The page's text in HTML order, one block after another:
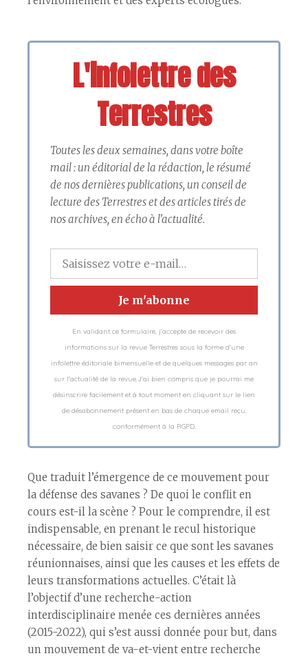
L'infolettre des
Terrestres
Toutes les deux semaines, dans votre boîte
mail : un éditorial de la rédaction, le résumé
de nos dernières publications, un conseil de
lecture des Terrestres et des articles tirés de
nos archives, en écho à l'actualité.
En validant ce formulaire, j'accepte de recevoir des
informations sur la revue Terrestres sous la forme d'une
infolettre éditoriale bimensuelle et de quelques messages par an
sur l'actualité de la revue.J'ai bien compris que je pourrai me
désinscrire facilement et à tout moment en cliquant sur le lien
de désabonnement présent en bas de chaque email reçu,
conformément à la RGPD.
Que traduit l’émergence de ce mouvement pour
la défense des savanes ? De quoi le conflit en
cours est-il la scène ? Pour le comprendre, il est
indispensable, en prenant le recul historique
nécessaire, de bien saisir ce que sont les savanes
réunionnaises, ainsi que les causes et les effets de
leurs transformations actuelles. C’était là
l’objectif d’une recherche-action
interdisciplinaire menée ces dernières années
(2015-2022), qui s’est aussi donnée pour but, dans
un mouvement de va-et-vient entre recherche